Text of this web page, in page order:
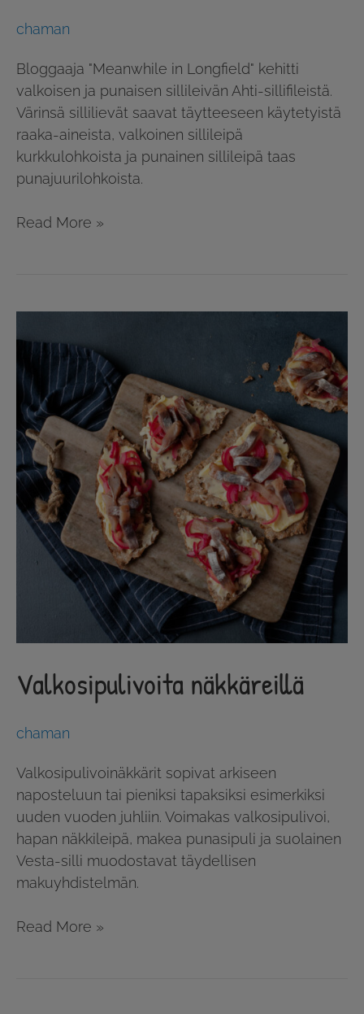
chaman
Bloggaaja "Meanwhile in Longfield" kehitti
valkoisen ja punaisen sillileivän Ahti-sillifileistä.
Värinsä sillilievät saavat täytteeseen käytetyistä
raaka-aineista, valkoinen sillileipä
kurkkulohkoista ja punainen sillileipä taas
punajuurilohkoista.
Read More »
Valkosipulivoita näkkäreillä
chaman
Valkosipulivoinäkkärit sopivat arkiseen
naposteluun tai pieniksi tapaksiksi esimerkiksi
uuden vuoden juhliin. Voimakas valkosipulivoi,
hapan näkkileipä, makea punasipuli ja suolainen
Vesta-silli muodostavat täydellisen
makuyhdistelmän.
näkkäreillä
Read More »